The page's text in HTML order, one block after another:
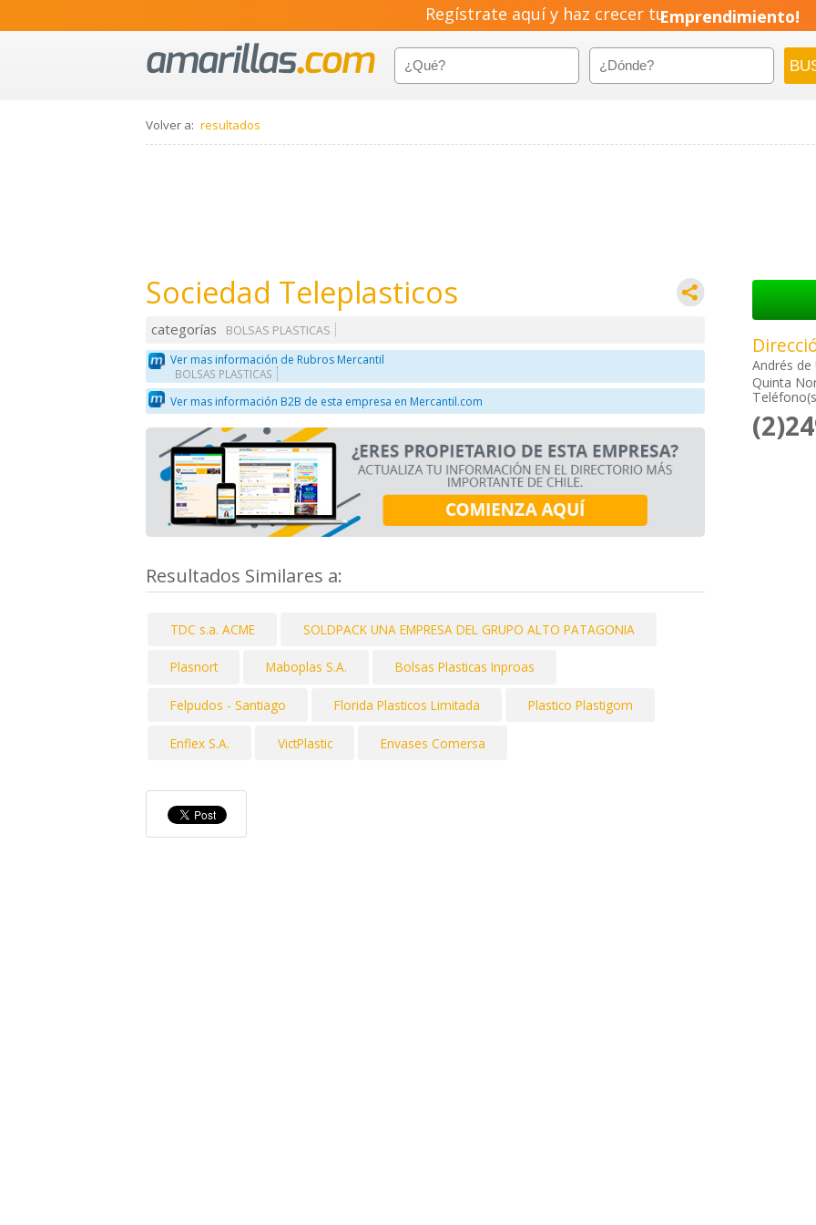
Regístrate aquí y haz crecer tuEmprendimiento!
Volver a: resultados
Sociedad Teleplasticos
categorías
BOLSAS PLASTICAS
Ver mas información de Rubros Mercantil
BOLSAS PLASTICAS
Ver mas información B2B de esta empresa en Mercantil.com
Resultados Similares a:
TDC s.a. ACME SOLDPACK UNA EMPRESA DEL GRUPO ALTO PATAGONIA
Plasnort Maboplas S.A. Bolsas Plasticas Inproas
Felpudos - Santiago Florida Plasticos Limitada Plastico Plastigom
Enflex S.A. VictPlastic Envases Comersa
Andrés de
Quinta